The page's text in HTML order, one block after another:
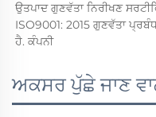
ਉਤਪਾਦ ਗੁਣਵੱਤਾ ਨਿਰੀਖਣ
ISO9001: 2015 ਗੁਣਵੱਤਾ
ਹੈ. ਕੰਪਨੀ
ਅਕਸਰ ਪੁੱਛੇ ਜਾਣ